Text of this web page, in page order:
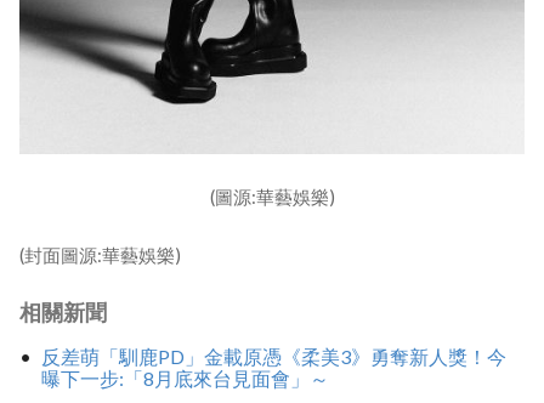
(圖源:華藝娛樂)
(封面圖源:華藝娛樂)
相關新聞
反差萌「馴鹿PD」金載原憑《柔美3》勇奪新人獎！今
曝下一步:「8月底來台見面會」～